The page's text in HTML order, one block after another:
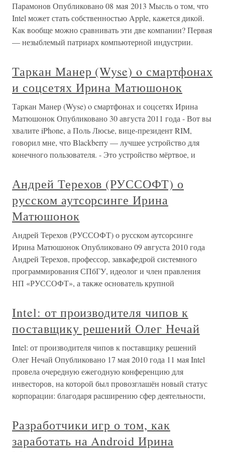
Парамонов Опубликовано 08 мая 2013 Мысль о том, что
Intel может стать собственностью Apple, кажется дикой.
Как вообще можно сравнивать эти две компании? Первая
— незыблемый патриарх компьютерной индустрии.
Таркан Манер (Wyse) o смартфонах
и соцсетях Ирина Матюшонок
Таркан Манер (Wyse) o смартфонах и соцсетях Ирина
Матюшонок Опубликовано 30 августа 2011 года - Вот вы
хвалите iPhone, а Поль Люсье, вице-президент RIM,
говорил мне, что Blackberry — лучшее устройство для
конечного пользователя. - Это устройство мёртвое, и
Андрей Терехов (РУССОФТ) о
русском аутсорсинге Ирина
Матюшонок
Андрей Терехов (РУССОФТ) о русском аутсорсинге
Ирина Матюшонок Опубликовано 09 августа 2010 года
Андрей Терехов, профессор, завкафедрой системного
программирования СПбГУ, идеолог и член правления
НП «РУССОФТ», а также основатель крупной
Intel: от производителя чипов к
поставщику решений Олег Нечай
Intel: от производителя чипов к поставщику решений
Олег Нечай Опубликовано 17 мая 2010 года 11 мая Intel
провела очередную ежегодную конференцию для
инвесторов, на которой был провозглашён новый статус
корпорации: благодаря расширению сфер деятельности,
Разработчики игр о том, как
заработать на Android Ирина